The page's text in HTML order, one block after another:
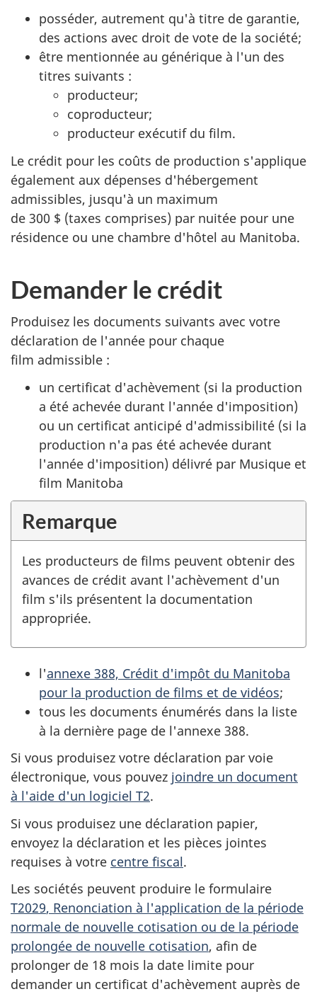
posséder, autrement qu'à titre de garantie,
des actions avec droit de vote de la société;
être mentionnée au générique à l'un des
titres suivants :
producteur;
coproducteur;
producteur exécutif du film.
Le crédit pour les coûts de production s'applique
également aux dépenses d'hébergement
admissibles, jusqu'à un maximum
de 300 $ (taxes comprises) par nuitée pour une
résidence ou une chambre d'hôtel au Manitoba.
Demander le crédit
Produisez les documents suivants avec votre
déclaration de l'année pour chaque
film admissible :
un certificat d'achèvement (si la production
a été achevée durant l'année d'imposition)
ou un certificat anticipé d'admissibilité (si la
production n'a pas été achevée durant
l'année d'imposition) délivré par Musique et
film Manitoba
Remarque
Les producteurs de films peuvent obtenir des
avances de crédit avant l'achèvement d'un
film s'ils présentent la documentation
appropriée.
l'annexe 388, Crédit d'impôt du Manitoba
pour la production de films et de vidéos;
tous les documents énumérés dans la liste
à la dernière page de l'annexe 388.
Si vous produisez votre déclaration par voie
électronique, vous pouvez joindre un document
à l'aide d'un logiciel T2.
Si vous produisez une déclaration papier,
envoyez la déclaration et les pièces jointes
requises à votre centre fiscal.
Les sociétés peuvent produire le formulaire
T2029, Renonciation à l'application de la période
normale de nouvelle cotisation ou de la période
prolongée de nouvelle cotisation, afin de
prolonger de 18 mois la date limite pour
demander un certificat d'achèvement auprès de